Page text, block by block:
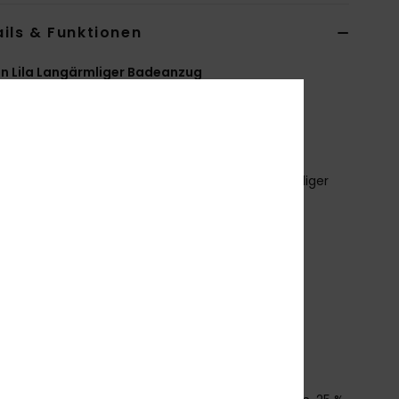
& Funktionen
Lila Langärmliger Badeanzug
Recycelter, dehnbarer und chlorbeständiger